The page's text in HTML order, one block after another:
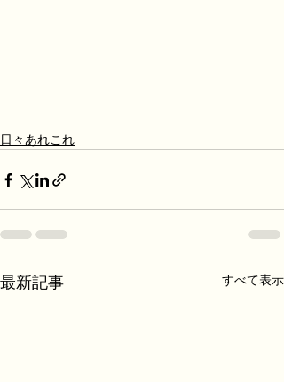
日々あれこれ
最新記事 すべて表示